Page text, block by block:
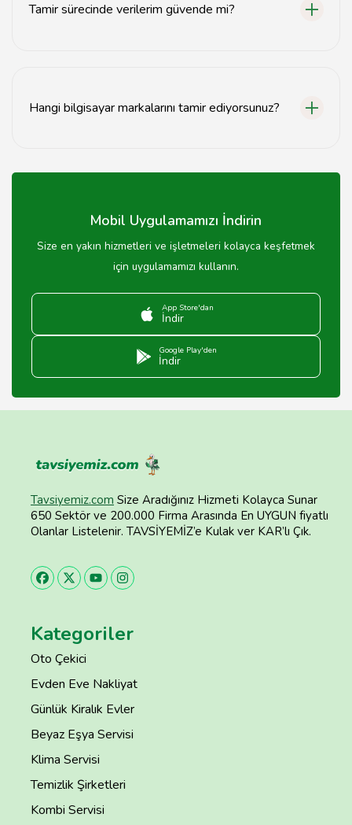
Tamir sürecinde verilerim güvende mi?
Hangi bilgisayar markalarını tamir ediyorsunuz?
detaylar için servise danışabilirsiniz.
Mobil Uygulamamızı İndirin
Size en yakın hizmetleri ve işletmeleri kolayca keşfetmek
için uygulamamızı kullanın.
App Store'dan
İndir
Google Play'den
İndir
Tavsiyemiz.com Size Aradığınız Hizmeti Kolayca Sunar
650 Sektör ve 200.000 Firma Arasında En UYGUN fiyatlı
Olanlar Listelenir. TAVSİYEMİZ’e Kulak ver KAR’lı Çık.
Kategoriler
Oto Çekici
Evden Eve Nakliyat
Günlük Kiralık Evler
Beyaz Eşya Servisi
Klima Servisi
Temizlik Şirketleri
Kombi Servisi